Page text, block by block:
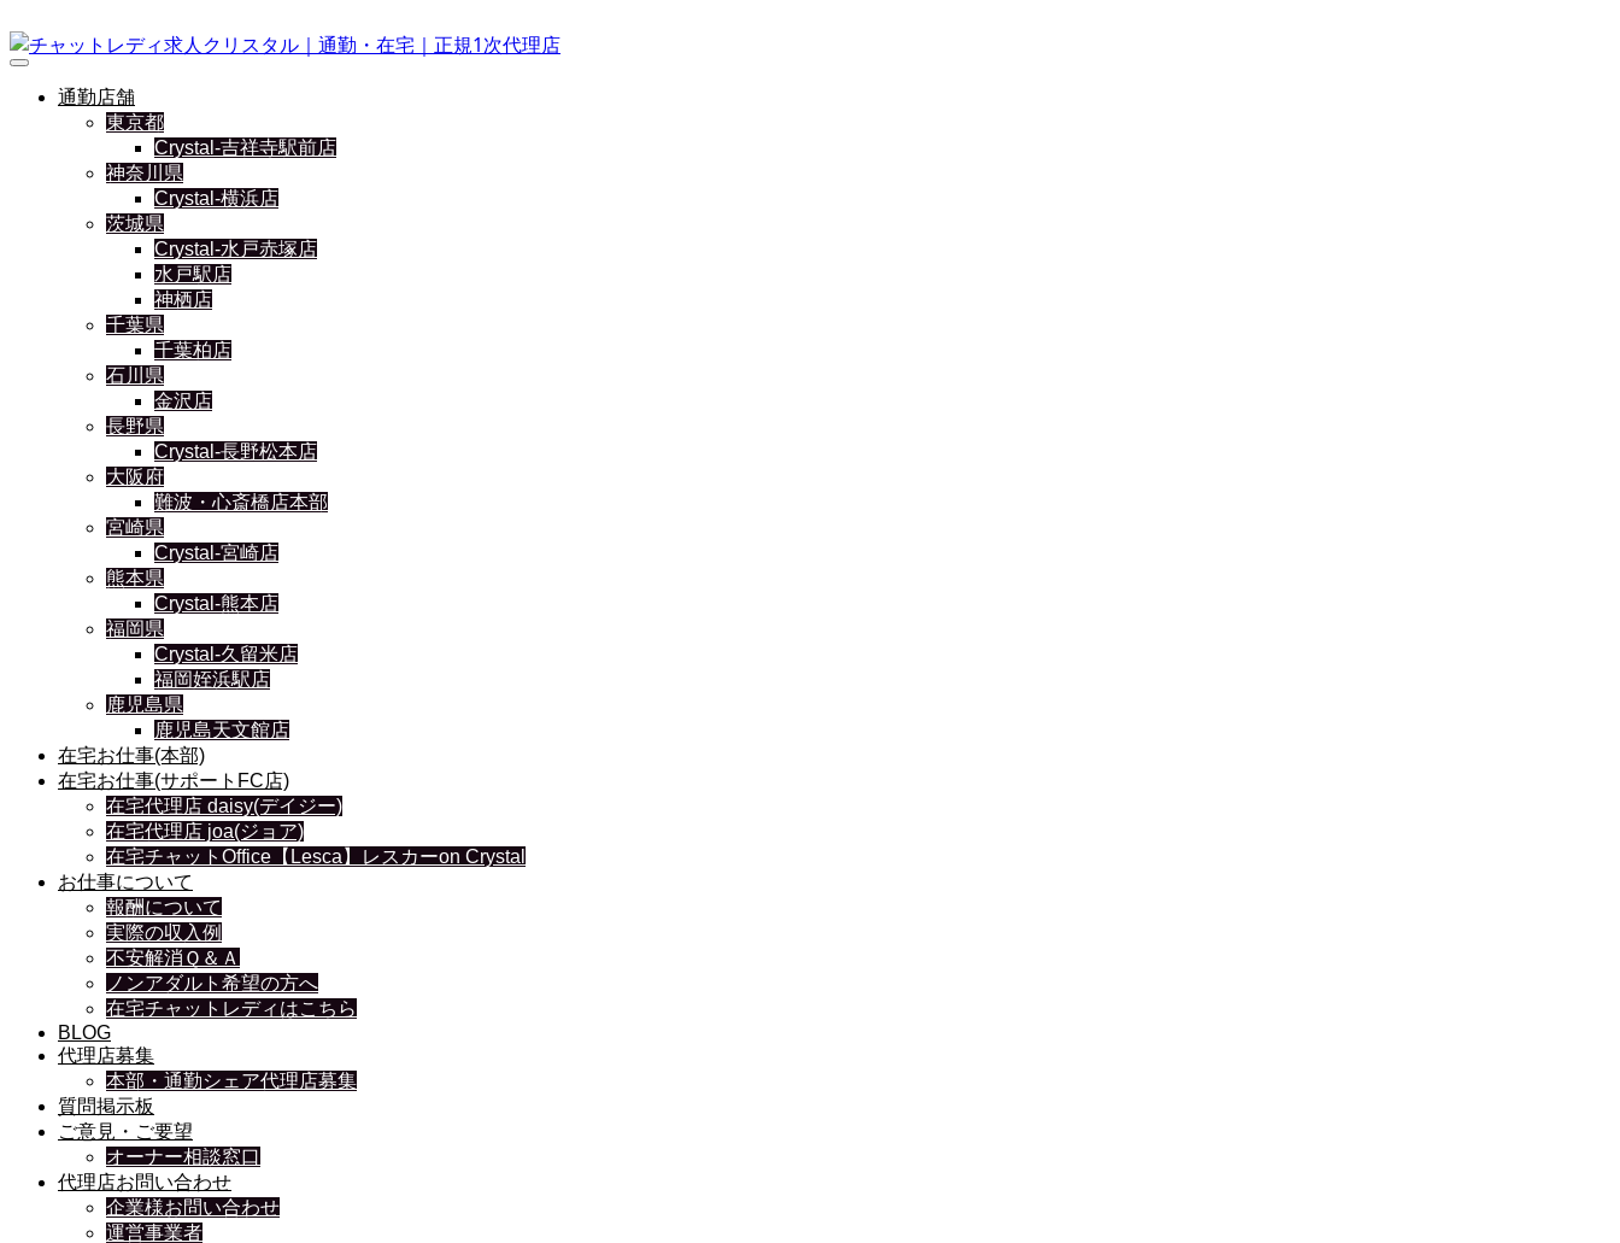
通勤店舗
東京都
Crystal-吉祥寺駅前店
神奈川県
Crystal-横浜店
茨城県
Crystal-水戸赤塚店
水戸駅店
神栖店
千葉県
千葉柏店
石川県
金沢店
長野県
Crystal-長野松本店
大阪府
難波・心斎橋店本部
宮崎県
Crystal-宮崎店
熊本県
Crystal-熊本店
福岡県
Crystal-久留米店
福岡姪浜駅店
鹿児島県
鹿児島天文館店
在宅お仕事(本部)
在宅お仕事(サポートFC店)
在宅代理店 daisy(デイジー)
在宅代理店 joa(ジョア)
在宅チャットOffice【Lesca】レスカーon Crystal
お仕事について
報酬について
実際の収入例
不安解消Ｑ＆Ａ
ノンアダルト希望の方へ
在宅チャットレディはこちら
BLOG
代理店募集
本部・通勤シェア代理店募集
質問掲示板
ご意見・ご要望
オーナー相談窓口
代理店お問い合わせ
企業様お問い合わせ
運営事業者